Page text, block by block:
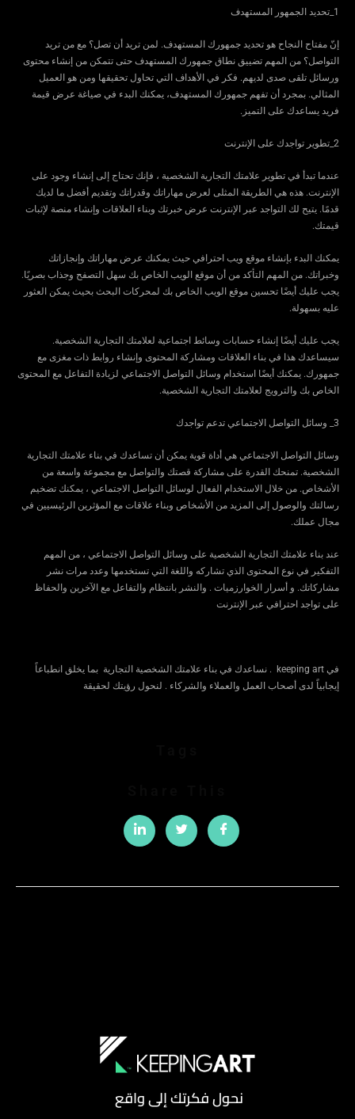
1_تحديد الجمهور المستهدف
إنّ مفتاح النجاح هو تحديد جمهورك المستهدف. لمن تريد أن تصل؟ مع من تريد
التواصل؟ من المهم تضييق نطاق جمهورك المستهدف حتى تتمكن من إنشاء محتوى
ورسائل تلقى صدى لديهم. فكر في الأهداف التي تحاول تحقيقها ومن هو العميل
المثالي. بمجرد أن تفهم جمهورك المستهدف، يمكنك البدء في صياغة عرض قيمة
فريد يساعدك على التميز.
2_تطوير تواجدك على الإنترنت
عندما تبدأ في تطوير علامتك التجارية الشخصية ، فإنك تحتاج إلى إنشاء وجود على
الإنترنت. هذه هي الطريقة المثلى لعرض مهاراتك وقدراتك وتقديم أفضل ما لديك
قدمًا. يتيح لك التواجد عبر الإنترنت عرض خبرتك وبناء العلاقات وإنشاء منصة لإثبات
قيمتك.
يمكنك البدء بإنشاء موقع ويب احترافي حيث يمكنك عرض مهاراتك وإنجازاتك
وخبراتك. من المهم التأكد من أن موقع الويب الخاص بك سهل التصفح وجذاب بصريًا.
يجب عليك أيضًا تحسين موقع الويب الخاص بك لمحركات البحث بحيث يمكن العثور
عليه بسهولة.
يجب عليك أيضًا إنشاء حسابات وسائط اجتماعية لعلامتك التجارية الشخصية.
سيساعدك هذا في بناء العلاقات ومشاركة المحتوى وإنشاء روابط ذات مغزى مع
جمهورك. يمكنك أيضًا استخدام وسائل التواصل الاجتماعي لزيادة التفاعل مع المحتوى
الخاص بك والترويج لعلامتك التجارية الشخصية.
3_ وسائل التواصل الاجتماعي تدعم تواجدك
وسائل التواصل الاجتماعي هي أداة قوية يمكن أن تساعدك في بناء علامتك التجارية
الشخصية. تمنحك القدرة على مشاركة قصتك والتواصل مع مجموعة واسعة من
الأشخاص. من خلال الاستخدام الفعال لوسائل التواصل الاجتماعي ، يمكنك تضخيم
رسالتك والوصول إلى المزيد من الأشخاص وبناء علاقات مع المؤثرين الرئيسيين في
مجال عملك.
عند بناء علامتك التجارية الشخصية على وسائل التواصل الاجتماعي ، من المهم
التفكير في نوع المحتوى الذي تشاركه واللغة التي تستخدمها وعدد مرات نشر
مشاركاتك. و أسرار الخوارزميات . والنشر بانتظام والتفاعل مع الآخرين والحفاظ
على تواجد احترافي عبر الإنترنت
في keeping art . نساعدك في بناء علامتك الشخصية التجارية بما يخلق انطباعاً
إيجابياً لدى أصحاب العمل والعملاء والشركاء . لنحول رؤيتك لحقيقة
نحول فكرتك إلى واقع